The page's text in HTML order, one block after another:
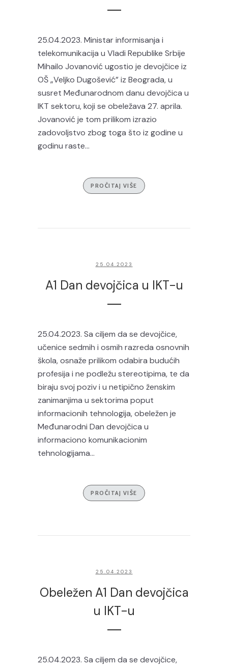
25.04.2023. Ministar informisanja i
telekomunikacija u Vladi Republike Srbije
Mihailo Jovanović ugostio je devojčice iz
OŠ „Veljko Dugošević” iz Beograda, u
susret Međunarodnom danu devojčica u
IKT sektoru, koji se obeležava 27. aprila.
Jovanović je tom prilikom izrazio
zadovoljstvo zbog toga što iz godine u
godinu raste...
PROČITAJ VIŠE
25.04.2023
A1 Dan devojčica u IKT-u
25.04.2023. Sa ciljem da se devojčice,
učenice sedmih i osmih razreda osnovnih
škola, osnaže prilikom odabira budućih
profesija i ne podležu stereotipima, te da
biraju svoj poziv i u netipično ženskim
zanimanjima u sektorima poput
informacionih tehnologija, obeležen je
Međunarodni Dan devojčica u
informaciono komunikacionim
tehnologijama...
PROČITAJ VIŠE
25.04.2023
Obeležen A1 Dan devojčica
u IKT-u
25.04.2023. Sa ciljem da se devojčice,